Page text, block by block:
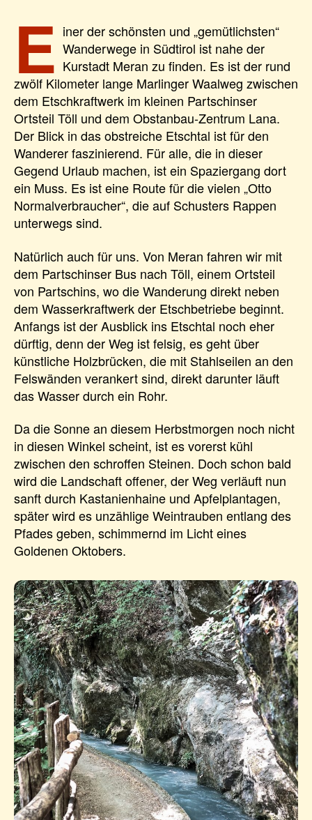
E iner der schönsten und „gemütlichsten“
Wanderwege in Südtirol ist nahe der
Kurstadt Meran zu finden. Es ist der rund
zwölf Kilometer lange Marlinger Waalweg zwischen
dem Etschkraftwerk im kleinen Partschinser
Ortsteil Töll und dem Obstanbau-Zentrum Lana.
Der Blick in das obstreiche Etschtal ist für den
Wanderer faszinierend. Für alle, die in dieser
Gegend Urlaub machen, ist ein Spaziergang dort
ein Muss. Es ist eine Route für die vielen „Otto
Normalverbraucher“, die auf Schusters Rappen
unterwegs sind.
Natürlich auch für uns. Von Meran fahren wir mit
dem Partschinser Bus nach Töll, einem Ortsteil
von Partschins, wo die Wanderung direkt neben
dem Wasserkraftwerk der Etschbetriebe beginnt.
Anfangs ist der Ausblick ins Etschtal noch eher
dürftig, denn der Weg ist felsig, es geht über
künstliche Holzbrücken, die mit Stahlseilen an den
Felswänden verankert sind, direkt darunter läuft
das Wasser durch ein Rohr.
Da die Sonne an diesem Herbstmorgen noch nicht
in diesen Winkel scheint, ist es vorerst kühl
zwischen den schroffen Steinen. Doch schon bald
wird die Landschaft offener, der Weg verläuft nun
sanft durch Kastanienhaine und Apfelplantagen,
später wird es unzählige Weintrauben entlang des
Pfades geben, schimmernd im Licht eines
Goldenen Oktobers.